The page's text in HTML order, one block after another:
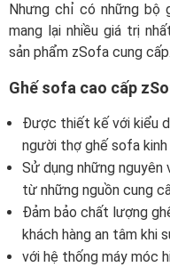
Nhưng chỉ có những bộ
mang lại nhiều giá trị
sản phẩm zSofa cung cấp.
Ghế sofa cao cấp
Được thiết kế với kiểu
người thợ ghế sofa
Sử dụng những
từ những nguồn cung
Đảm bảo chất lượng
khách hàng an tâm khi
với hệ thống máy móc